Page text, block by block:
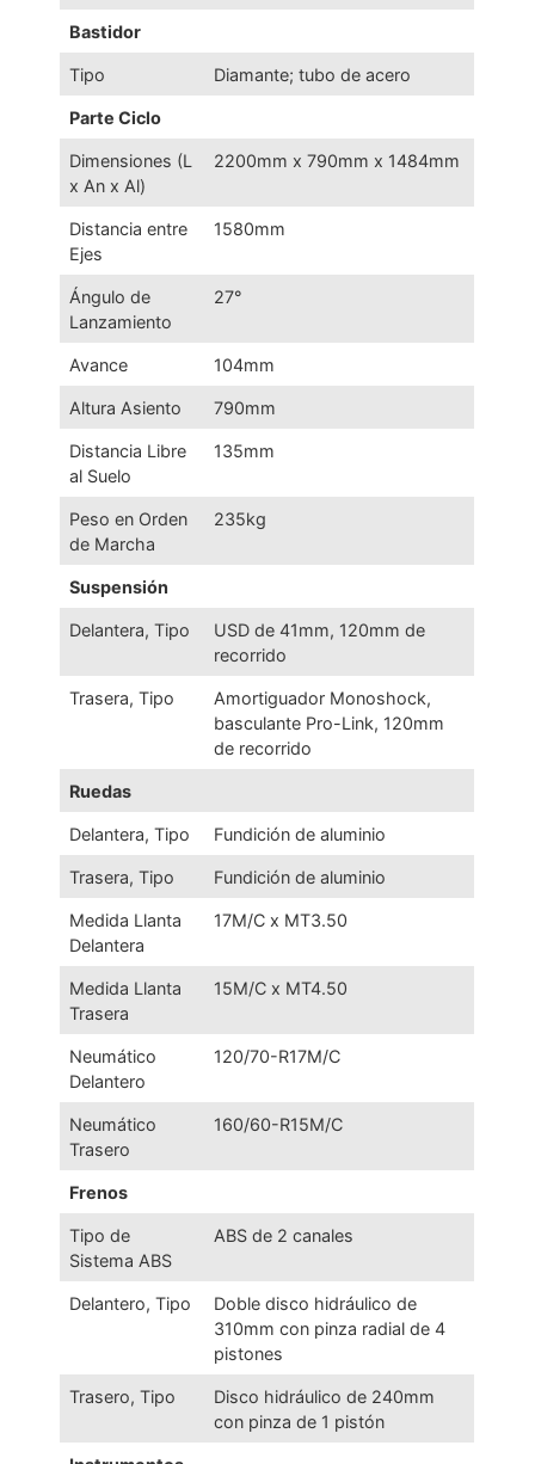
Bastidor
Tipo Diamante; tubo de acero
Parte Ciclo
Dimensiones (L
x An x Al)
2200mm x 790mm x 1484mm
Distancia entre
Ejes
1580mm
Ángulo de
Lanzamiento
27°
Avance 104mm
Altura Asiento 790mm
Distancia Libre
al Suelo
135mm
Peso en Orden
de Marcha
235kg
Suspensión
Delantera, Tipo
USD de 41mm, 120mm de
recorrido
Trasera, Tipo
Amortiguador Monoshock,
basculante Pro-Link, 120mm
de recorrido
Ruedas
Delantera, Tipo Fundición de aluminio
Trasera, Tipo Fundición de aluminio
Medida Llanta
Delantera
17M/C x MT3.50
Medida Llanta
Trasera
15M/C x MT4.50
Neumático
Delantero
120/70-R17M/C
Neumático
Trasero
160/60-R15M/C
Frenos
Tipo de
Sistema ABS
ABS de 2 canales
Delantero, Tipo
Doble disco hidráulico de
310mm con pinza radial de 4
pistones
Trasero, Tipo
Disco hidráulico de 240mm
con pinza de 1 pistón